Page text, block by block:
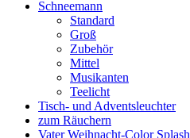
Schneemann
Standard
Groß
Zubehör
Mittel
Musikanten
Teelicht
Tisch- und Adventsleuchter
zum Räuchern
Vater Weihnacht-Color Splash